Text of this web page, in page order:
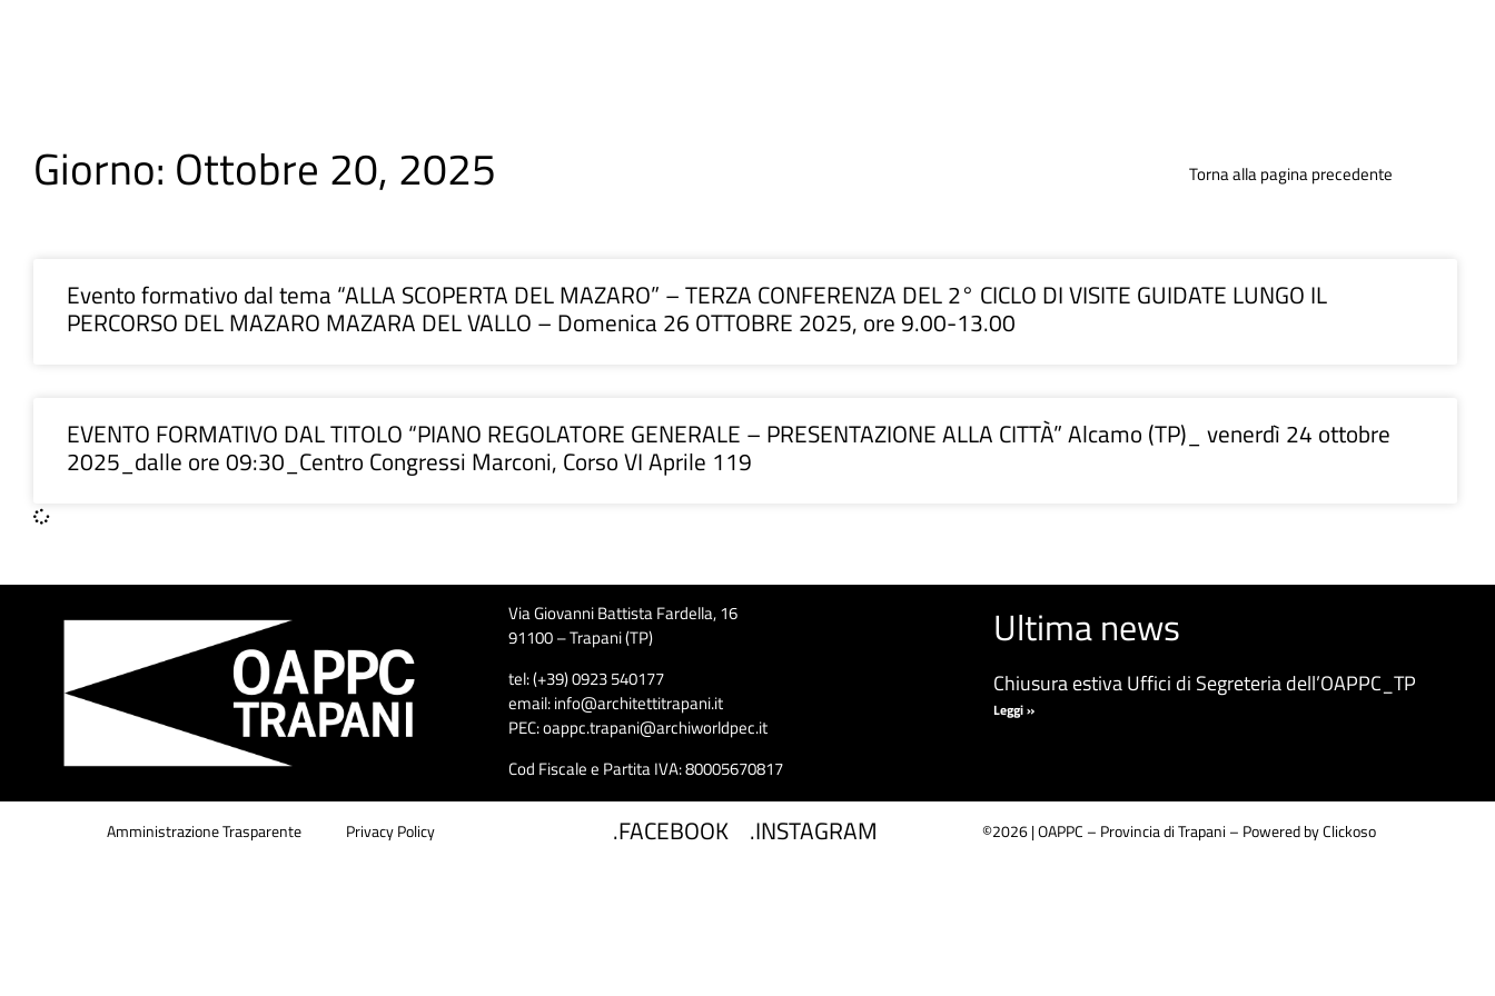
Giorno: Ottobre 20, 2025 Torna alla pagina precedente
Evento formativo dal tema “ALLA SCOPERTA DEL MAZARO” – TERZA CONFERENZA DEL 2° CICLO DI VISITE GUIDATE LUNGO IL
PERCORSO DEL MAZARO MAZARA DEL VALLO – Domenica 26 OTTOBRE 2025, ore 9.00-13.00
EVENTO FORMATIVO DAL TITOLO “PIANO REGOLATORE GENERALE – PRESENTAZIONE ALLA CITTÀ” Alcamo (TP)_ venerdì 24 ottobre
2025_dalle ore 09:30_Centro Congressi Marconi, Corso VI Aprile 119
Via Giovanni Battista Fardella, 16
91100 – Trapani (TP)
tel: (+39) 0923 540177
email: info@architettitrapani.it
PEC: oappc.trapani@archiworldpec.it
Cod Fiscale e Partita IVA: 80005670817
Ultima news
Chiusura estiva Uffici di Segreteria dell’OAPPC_TP
Leggi »
Amministrazione Trasparente Privacy Policy .FACEBOOK .INSTAGRAM ©2026 | OAPPC – Provincia di Trapani – Powered by Clickoso